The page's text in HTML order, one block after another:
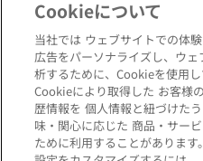
クッキ
閲覧環
サイ
Cookieについて
当社では ウェブサイトでの体
広告をパーソナライズし、ウ
析するために、Cookieを使用
Cookieにより取得した お客様
歴情報を 個人情報と紐づけた
味・関心に応じた 商品・サー
ために利用することがありま